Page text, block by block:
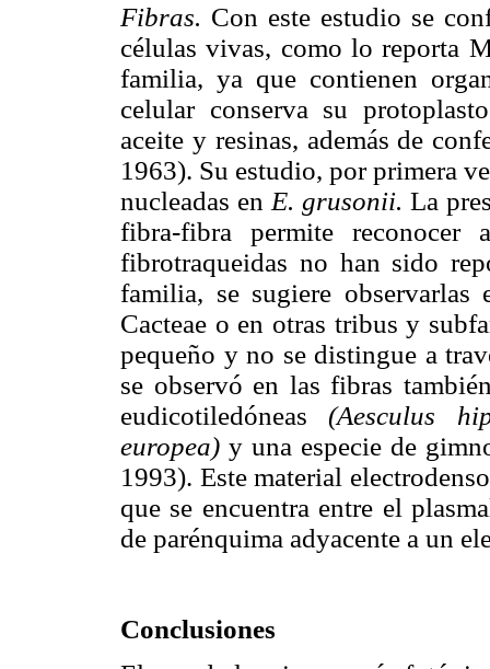
Fibras. Con este estudio se
células vivas, como lo reporta
familia, ya que contienen
celular conserva su
aceite y resinas, además de
1963). Su estudio, por primera
nucleadas en E. grusonii. La
fibra-fibra permite reconocer
fibrotraqueidas no han sido
familia, se sugiere
Cacteae o en otras tribus y
pequeño y no se distingue a
se observó en las fibras
eudicotiledóneas(Aesculus
europea) y una especie de
1993). Este material
que se encuentra entre el
de parénquima adyacente a un
Conclusiones